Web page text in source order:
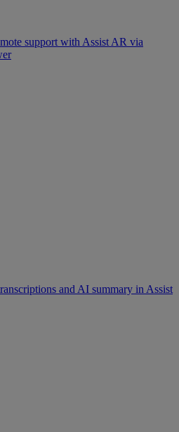
support with Assist AR via
and AI summary in Assist